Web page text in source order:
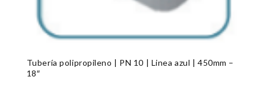
Tubería polipropileno | PN 10 | Linea azul | 450mm –
18″